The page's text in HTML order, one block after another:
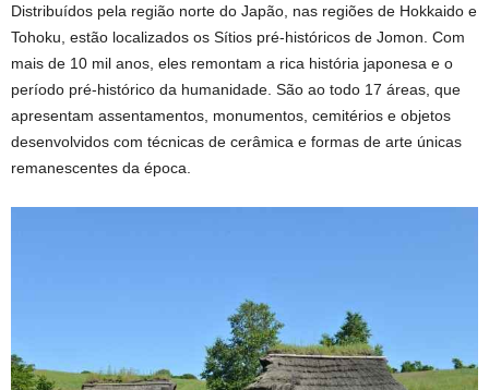
Distribuídos pela região norte do Japão, nas regiões de Hokkaido e
Tohoku, estão localizados os Sítios pré-históricos de Jomon. Com
mais de 10 mil anos, eles remontam a rica história japonesa e o
período pré-histórico da humanidade. São ao todo 17 áreas, que
apresentam assentamentos, monumentos, cemitérios e objetos
desenvolvidos com técnicas de cerâmica e formas de arte únicas
remanescentes da época.